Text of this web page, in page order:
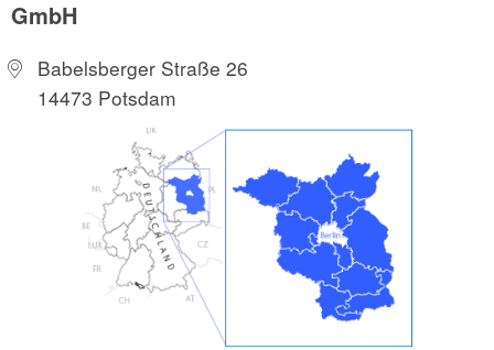
GmbH
Babelsberger Straße 26
14473 Potsdam